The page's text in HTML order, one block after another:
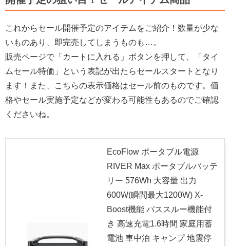
これからセール開催予定のアイテムをご紹介！数量が少な
いものあり、即完売してしまうものも…。
販売ページで「カートに入れる」ボタンを押して、「タイ
ムセール特価」という表記が出たらセールスタートとなり
ます！また、こちらの表示価格はセール前のものです。価
格やセール実施予定などが変わる可能性もあるのでご確認
くださいね。
EcoFlow ポータブル電源
RIVER Max ポータブルバッテ
リー 576Wh 大容量 出力
600W(瞬間最大1200W) X-
Boost機能 パススルー機能付
き 高速充電1.6時間 家庭用蓄
電池 車中泊 キャンプ 地震停